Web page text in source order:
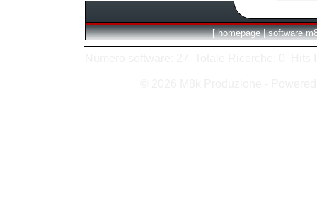
[ homepage | software